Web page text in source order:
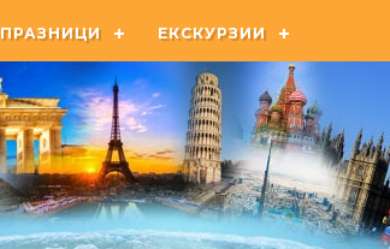
ПРАЗНИЦИ ЕКСКУРЗИИ